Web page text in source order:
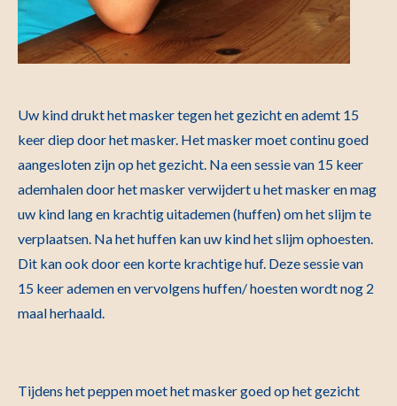
Uw kind drukt het masker tegen het gezicht en ademt 15
keer diep door het masker. Het masker moet continu goed
aangesloten zijn op het gezicht. Na een sessie van 15 keer
ademhalen door het masker verwijdert u het masker en mag
uw kind lang en krachtig uitademen (huffen) om het slijm te
verplaatsen. Na het huffen kan uw kind het slijm ophoesten.
Dit kan ook door een korte krachtige huf. Deze sessie van
15 keer ademen en vervolgens huffen/ hoesten wordt nog 2
maal herhaald.
Tijdens het peppen moet het masker goed op het gezicht